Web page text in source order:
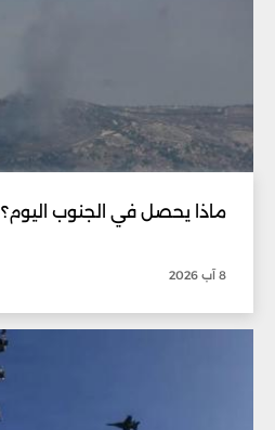
ماذا يحصل في الجنوب اليوم؟
8 آب 2026